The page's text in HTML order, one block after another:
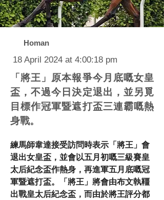
Homan
18 April 2024 at 4:00:18 pm
「將王」原本報爭今月底嘅女皇
盃，不過今日決定退出，並另覓
目標作冠軍暨遮打盃三連霸嘅熱
身戰。
練馬師韋達接受訪問時表示「將王」會
退出女皇盃，並會以五月初嘅三級賽皇
太后紀念盃作熱身，再進軍五月底嘅冠
軍暨遮打盃。「將王」將會由布文執韁
出戰皇太后紀念盃，而由於將王評分都